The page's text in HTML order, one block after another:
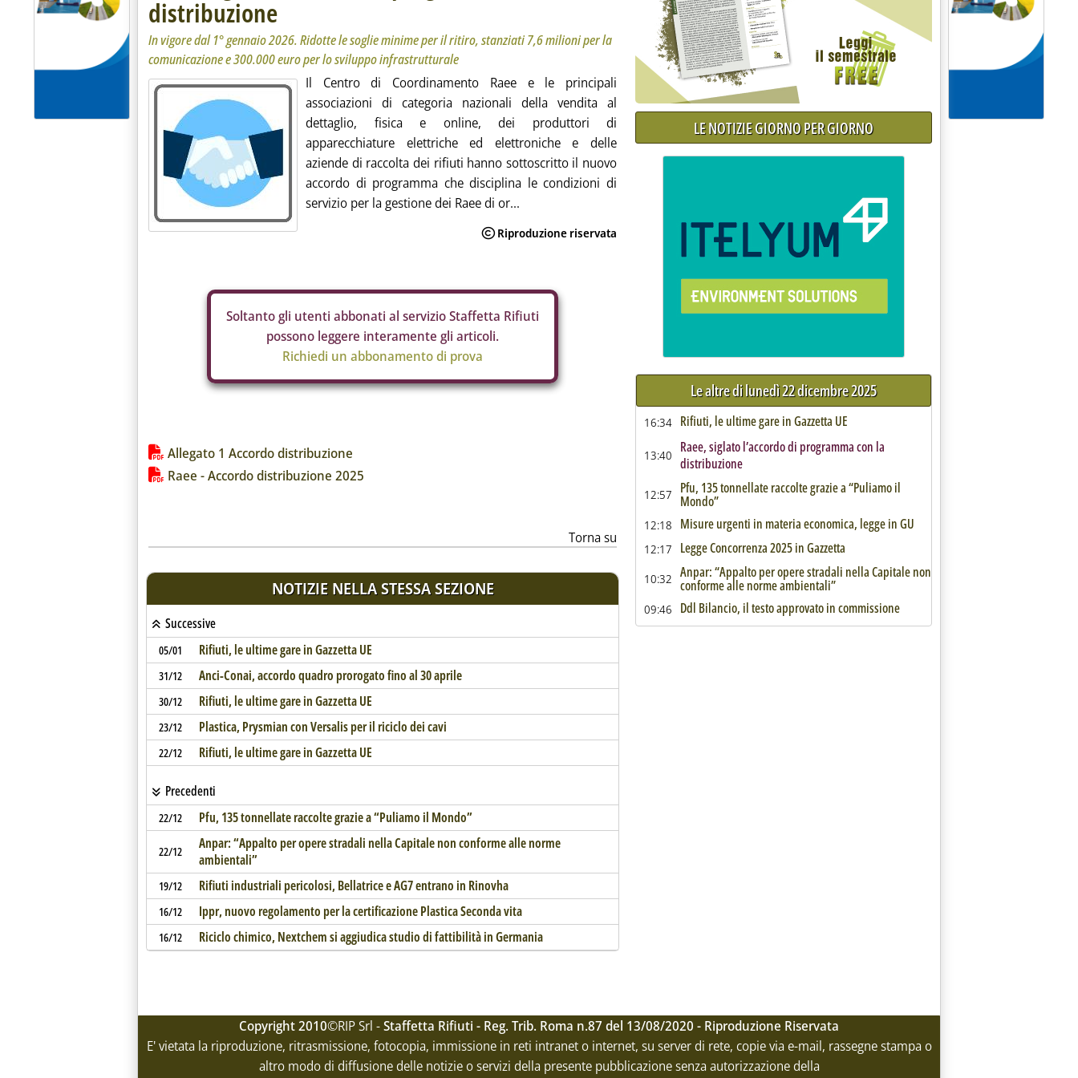
distribuzione
In vigore dal 1° gennaio 2026. Ridotte le soglie minime per il ritiro, stanziati 7,6 milioni per la
comunicazione e 300.000 euro per lo sviluppo infrastrutturale
Il Centro di Coordinamento Raee e le principali
associazioni di categoria nazionali della vendita al
dettaglio, fisica e online, dei produttori di
apparecchiature elettriche ed elettroniche e delle
aziende di raccolta dei rifiuti hanno sottoscritto il nuovo
accordo di programma che disciplina le condizioni di
servizio per la gestione dei Raee di or...
Soltanto gli utenti abbonati al servizio Staffetta Rifiuti
possono leggere interamente gli articoli.
Richiedi un abbonamento di prova
Lista allegati PDF alla notizia
Allegato 1 Accordo distribuzione
Raee - Accordo distribuzione 2025
Torna su
NOTIZIE NELLA STESSA SEZIONE
Successive
05/01 Rifiuti, le ultime gare in Gazzetta UE
31/12 Anci-Conai, accordo quadro prorogato fino al 30 aprile
30/12 Rifiuti, le ultime gare in Gazzetta UE
23/12 Plastica, Prysmian con Versalis per il riciclo dei cavi
22/12 Rifiuti, le ultime gare in Gazzetta UE
Precedenti
22/12 Pfu, 135 tonnellate raccolte grazie a “Puliamo il Mondo”
22/12
Anpar: “Appalto per opere stradali nella Capitale non conforme alle norme
ambientali”
19/12 Rifiuti industriali pericolosi, Bellatrice e AG7 entrano in Rinovha
16/12 Ippr, nuovo regolamento per la certificazione Plastica Seconda vita
16/12 Riciclo chimico, Nextchem si aggiudica studio di fattibilità in Germania
LE NOTIZIE GIORNO PER GIORNO
Le altre di lunedì 22 dicembre 2025
16:34 Rifiuti, le ultime gare in Gazzetta UE
13:40
Raee, siglato l’accordo di programma con la
distribuzione
12:57 Pfu, 135 tonnellate raccolte grazie a “Puliamo il
Mondo”
12:18 Misure urgenti in materia economica, legge in GU
12:17 Legge Concorrenza 2025 in Gazzetta
10:32 Anpar: “Appalto per opere stradali nella Capitale non
conforme alle norme ambientali”
09:46 Ddl Bilancio, il testo approvato in commissione
Copyright 2010©RIP Srl -Staffetta Rifiuti - Reg. Trib. Roma n.87 del 13/08/2020 - Riproduzione Riservata
E' vietata la riproduzione, ritrasmissione, fotocopia, immissione in reti intranet o internet, su server di rete, copie via e-mail, rassegne stampa o
altro modo di diffusione delle notizie o servizi della presente pubblicazione senza autorizzazione della